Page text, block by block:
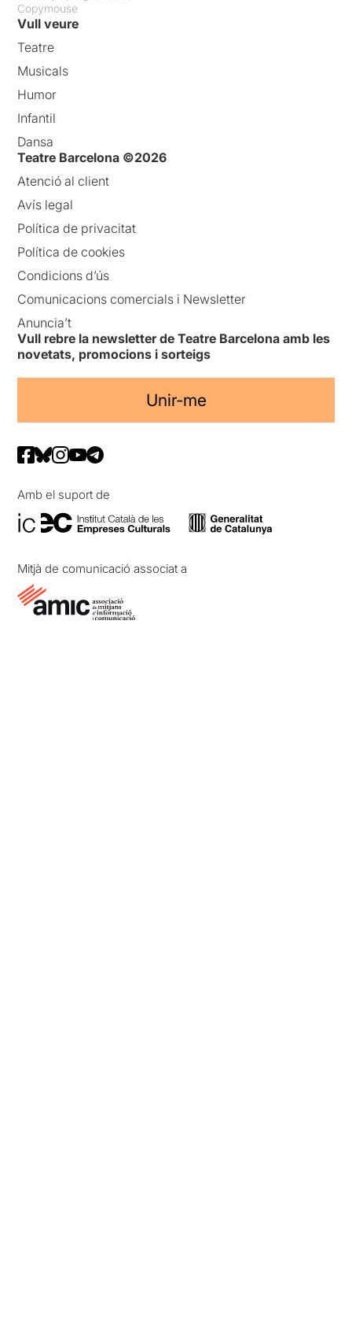
Copymouse
Vull veure
Teatre
Musicals
Humor
Infantil
Dansa
Teatre Barcelona ©2026
Atenció al client
Avís legal
Política de privacitat
Política de cookies
Condicions d’ús
Comunicacions comercials i Newsletter
Anuncia’t
Vull rebre la newsletter de Teatre Barcelona amb les
novetats, promocions i sorteigs
Unir-me
Amb el suport de
Mitjà de comunicació associat a